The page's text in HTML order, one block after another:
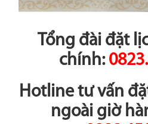
Tổng đài đặt
chính:
Hotline tư vấn
ngoài giờ